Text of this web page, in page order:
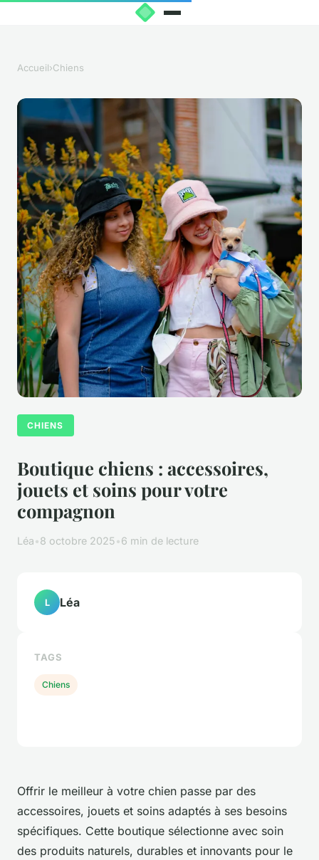
Accueil›Chiens
CHIENS
Boutique chiens : accessoires,
jouets et soins pour votre
compagnon
Léa•8 octobre 2025•6 min de lecture
Offrir le meilleur à votre chien passe par des
accessoires, jouets et soins adaptés à ses besoins
spécifiques. Cette boutique sélectionne avec soin
des produits naturels, durables et innovants pour le
L Léa
TAGS
Chiens